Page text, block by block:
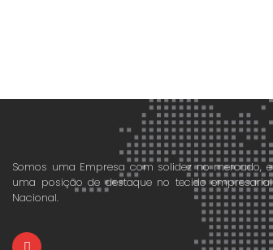
Somos uma Empresa com solidez no mercado, e
uma posição de destaque no tecido empresarial
Nacional.